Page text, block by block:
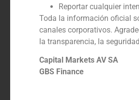
Reportar cualquier
Toda la información oficial
canales corporativos.
la transparencia, la
Capital Markets AV SA
GBS Finance